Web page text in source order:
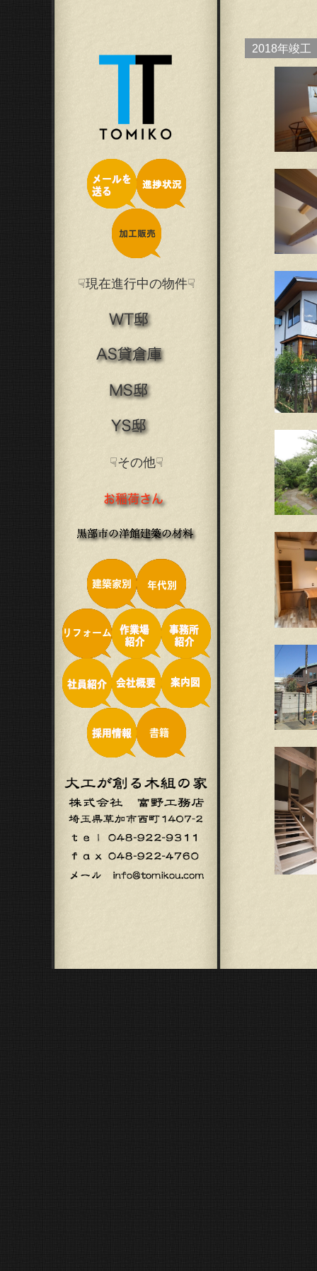
2018年竣工
☟現在進行中の物件☟
☟その他☟